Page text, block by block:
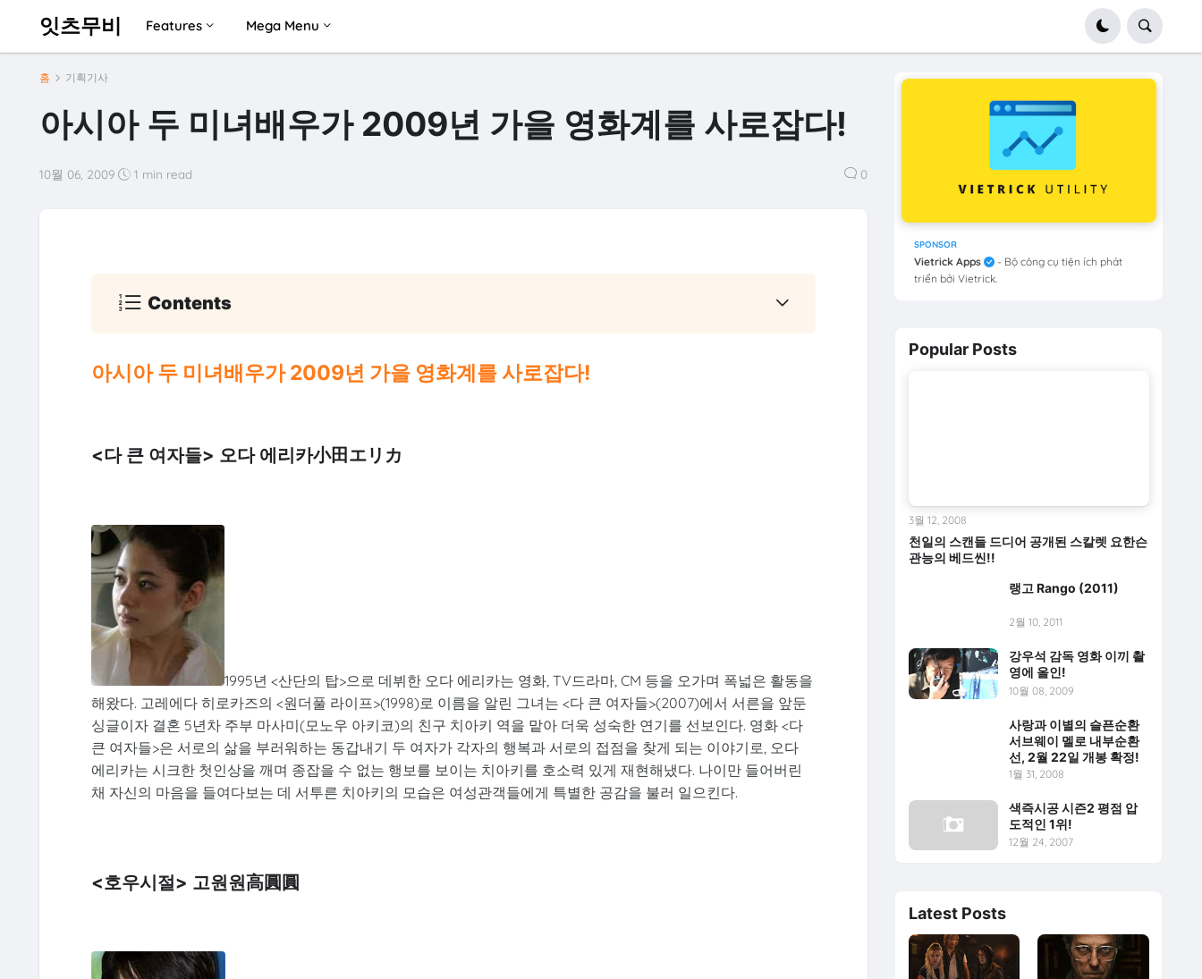
잇츠무비 Features Mega Menu
홈 기획기사
아시아 두 미녀배우가 2009년 가을 영화계를 사로잡다!
10월 06, 2009 1 min read 0
Contents
아시아 두 미녀배우가 2009년 가을 영화계를 사로잡다!
<다 큰 여자들> 오다 에리카小田エリカ
1995년 <산단의 탑>으로 데뷔한 오다 에리카는 영화, TV드라마, CM 등을 오가며 폭넓은 활동을
해왔다. 고레에다 히로카즈의 <원더풀 라이프>(1998)로 이름을 알린 그녀는 <다 큰 여자들>(2007)에서 서른을 앞둔
싱글이자 결혼 5년차 주부 마사미(모노우 아키코)의 친구 치아키 역을 맡아 더욱 성숙한 연기를 선보인다. 영화 <다
큰 여자들>은 서로의 삶을 부러워하는 동갑내기 두 여자가 각자의 행복과 서로의 접점을 찾게 되는 이야기로, 오다
에리카는 시크한 첫인상을 깨며 종잡을 수 없는 행보를 보이는 치아키를 호소력 있게 재현해냈다. 나이만 들어버린
채 자신의 마음을 들여다보는 데 서투른 치아키의 모습은 여성관객들에게 특별한 공감을 불러 일으킨다.
<호우시절> 고원원高圓圓
SPONSOR
Vietrick Apps
- Bộ công cụ tiện ích phát
triển bởi Vietrick.
Popular Posts
천일의 스캔들 드디어 공개된 스칼렛 요한슨
관능의 베드씬!!
3월 12, 2008
랭고 Rango (2011)
2월 10, 2011
강우석 감독 영화 이끼 촬
영에 올인!
10월 08, 2009
사랑과 이별의 슬픈순환
서브웨이 멜로 내부순환
선, 2월 22일 개봉 확정!
1월 31, 2008
색즉시공 시즌2 평점 압
도적인 1위!
12월 24, 2007
Latest Posts